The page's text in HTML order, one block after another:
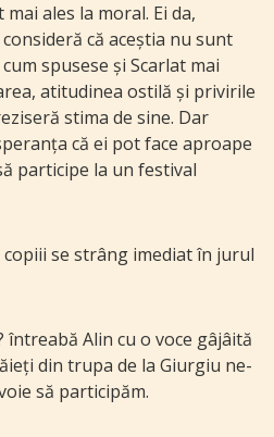
ales la moral. Ei da,
că aceștia nu sunt
spusese și Scarlat mai
atitudinea ostilă și privirile
stima de sine. Dar
că ei pot face aproape
participe la un festival
copiii se strâng imediat în jurul
întreabă Alin cu o voce gâjâită
din trupa de la Giurgiu ne-
să participăm.